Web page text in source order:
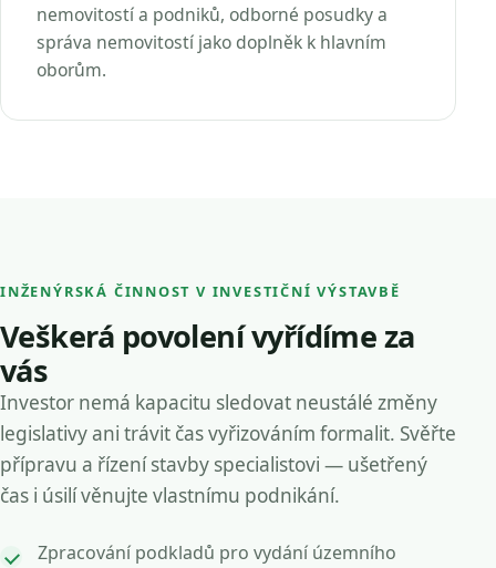
nemovitostí a podniků, odborné posudky a
správa nemovitostí jako doplněk k hlavním
oborům.
INŽENÝRSKÁ ČINNOST V INVESTIČNÍ VÝSTAVBĚ
Veškerá povolení vyřídíme za
vás
Investor nemá kapacitu sledovat neustálé změny
legislativy ani trávit čas vyřizováním formalit. Svěřte
přípravu a řízení stavby specialistovi — ušetřený
čas i úsilí věnujte vlastnímu podnikání.
Zpracování podkladů pro vydání územního